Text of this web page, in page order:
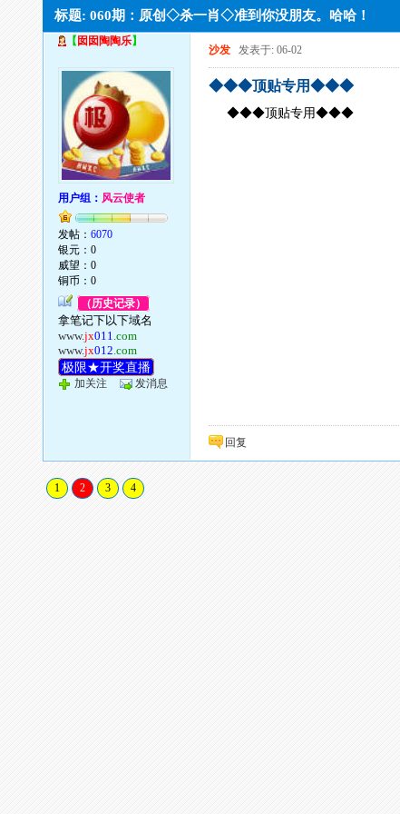
标题: 060期：原创◇杀一肖◇准到你没朋友。哈哈！
【 囡囡陶陶乐】
用户组： 风云使者
发帖：6070
银元：0
威望：0
铜币：0
（历史记录）
拿笔记下以下域名
www.jx011.com
www.jx012.com
极限★开奖直播
加关注 发消息
沙发 发表于: 06-02
◆◆◆顶贴专用◆◆◆
◆◆◆顶贴专用◆◆◆
回复
1 2 3 4